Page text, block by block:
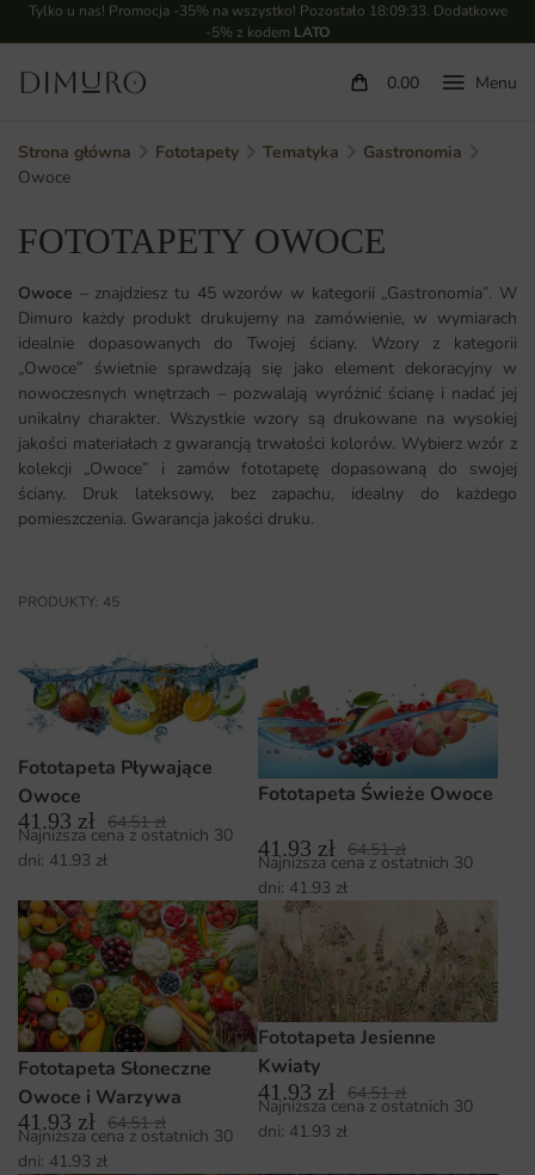
Tylko u nas! Promocja -35% na wszystko! Pozostało 18:09:32. Dodatkowe
-5% z kodem LATO
0.00
Strona główna Fototapety Tematyka
Gastronomia
Owoce
FOTOTAPETY OWOCE
Owoce – znajdziesz tu 45 wzorów w kategorii „Gastronomia”. W
Dimuro każdy produkt drukujemy na zamówienie, w wymiarach
idealnie dopasowanych do Twojej ściany. Wzory z kategorii
„Owoce” świetnie sprawdzają się jako element dekoracyjny w
nowoczesnych wnętrzach – pozwalają wyróżnić ścianę i nadać jej
unikalny charakter. Wszystkie wzory są drukowane na wysokiej
jakości materiałach z gwarancją trwałości kolorów. Wybierz wzór z
kolekcji „Owoce” i zamów fototapetę dopasowaną do swojej
ściany. Druk lateksowy, bez zapachu, idealny do każdego
pomieszczenia. Gwarancja jakości druku.
PRODUKTY: 45
Fototapeta Pływające
Owoce
41.93 zł 64.51zł
Najniższa cena z ostatnich 30
dni: 41.93 zł
Fototapeta Świeże Owoce
41.93 zł 64.51zł
Najniższa cena z ostatnich 30
dni: 41.93 zł
Fototapeta Słoneczne
Owoce i Warzywa
41.93 zł 64.51zł
Najniższa cena z ostatnich 30
dni: 41.93 zł
Fototapeta Jesienne
Kwiaty
41.93 zł 64.51zł
Najniższa cena z ostatnich 30
dni: 41.93 zł